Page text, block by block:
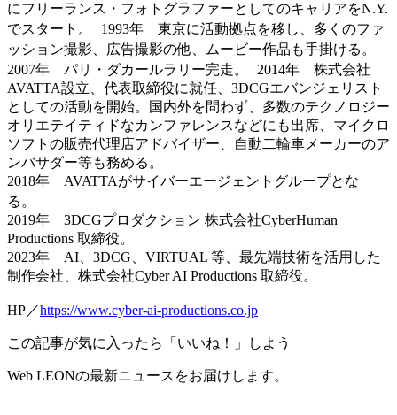
にフリーランス・フォトグラファーとしてのキャリアをN.Y.
でスタート。 1993年 東京に活動拠点を移し、多くのファ
ッション撮影、広告撮影の他、ムービー作品も手掛ける。
2007年 パリ・ダカールラリー完走。 2014年 株式会社
AVATTA設立、代表取締役に就任、3DCGエバンジェリスト
としての活動を開始。国内外を問わず、多数のテクノロジー
オリエテイティドなカンファレンスなどにも出席、マイクロ
ソフトの販売代理店アドバイザー、自動二輪車メーカーのア
ンバサダー等も務める。
2018年 AVATTAがサイバーエージェントグループとな
る。
2019年 3DCGプロダクション 株式会社CyberHuman
Productions 取締役。
2023年 AI、3DCG、VIRTUAL 等、最先端技術を活用した
制作会社、株式会社Cyber AI Productions 取締役。
HP／https://www.cyber-ai-productions.co.jp
この記事が気に入ったら「いいね！」しよう
Web LEONの最新ニュースをお届けします。